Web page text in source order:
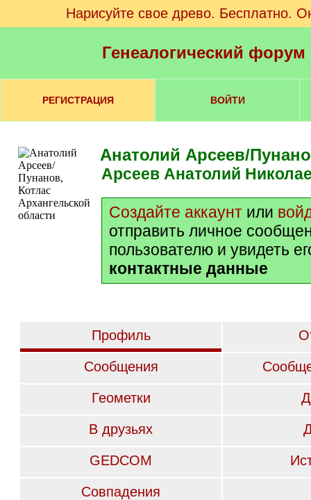
Нарисуйте свое древо. Бесплатно.
Генеалогический
РЕГИСТРАЦИЯ ВОЙТИ
Анатолий Арсеев/
Арсеев Анатолий
Создайте аккаунт или
отправить личное
пользователю и увидеть
контактные данные
Профиль
Сообщения
Геометки
В друзьях
GEDCOM
Совпадения